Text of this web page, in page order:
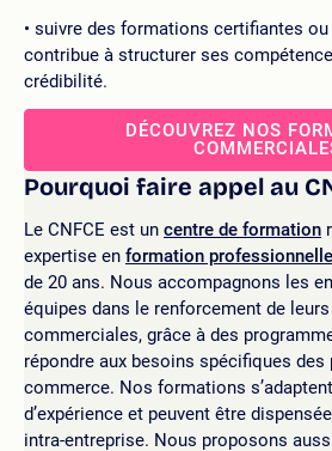
suivre des formations certifiantes
contribue à structurer ses
crédibilité.
DÉCOUVREZ NOS
Pourquoi faire appel au
Le CNFCE est un centre de formation
expertise en formation professionnelle
de 20 ans. Nous accompagnons les
équipes dans le renforcement de
commerciales, grâce à des
répondre aux besoins spécifiques
commerce. Nos formations
d’expérience et peuvent être
intra-entreprise. Nous proposons